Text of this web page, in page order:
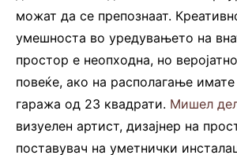
можат да се препознаат.
умешноста во уредувањето на
простор е неопходна, но
повеќе, ако на располагање
гаража од 23 квадрати. Мишел
визуелен артист, дизајнер на
поставувач на уметнички